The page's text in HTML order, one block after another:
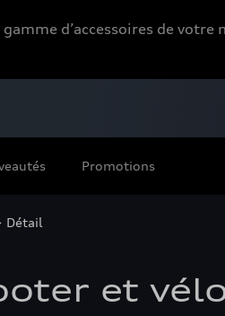
d’accessoires de
Promotions
Détail
et